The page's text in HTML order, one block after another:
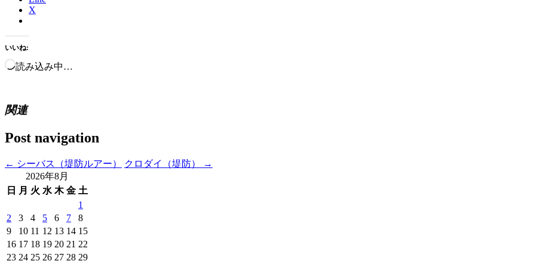
X
いいね:
読み込み中…
関連
Post navigation
← シーバス（堤防ルアー） クロダイ（堤防）
→
2026年8月
日
月 火 水 木 金 土
1
2
3 4 5 6 7
8
9
10 11 12 13 14 15
16 17 18 19 20 21 22
23 24 25 26 27 28 29